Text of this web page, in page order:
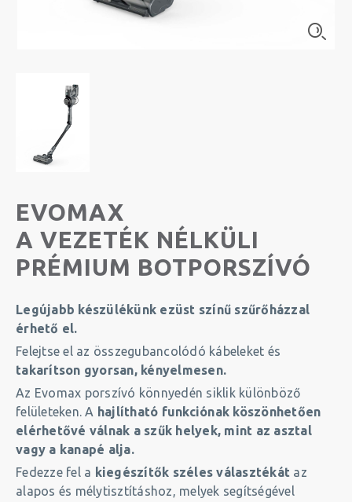
EVOMAX
A VEZETÉK NÉLKÜLI
PRÉMIUM BOTPORSZÍVÓ
Legújabb készülékünk ezüst színű szűrőházzal
érhető el.
Felejtse el az összegubancolódó kábeleket és
takarítson gyorsan, kényelmesen.
Az Evomax porszívó könnyedén siklik különböző
felületeken. A hajlítható funkciónak köszönhetően
elérhetővé válnak a szűk helyek, mint az asztal
vagy a kanapé alja.
Fedezze fel a kiegészítők széles választékát az
alapos és mélytisztításhoz, melyek segítségével